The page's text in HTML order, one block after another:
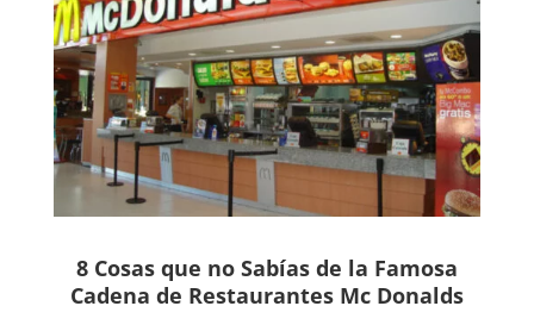
8 Cosas que no Sabías de la Famosa
Cadena de Restaurantes Mc Donalds